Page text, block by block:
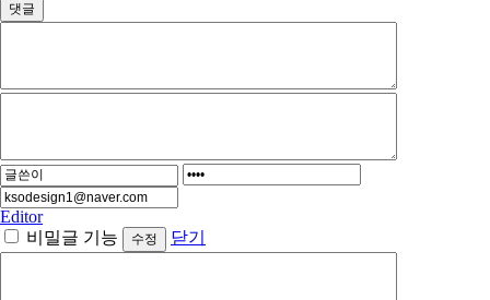
댓글
Editor
비밀글 기능
닫기